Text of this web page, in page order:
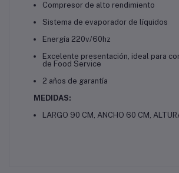
Compresor de alto rendimiento
Sistema de evaporador de líquidos
Energía 220v/60hz
Excelente presentación, ideal para
de Food Service
2 años de garantía
MEDIDAS:
LARGO 90 CM, ANCHO 60 CM,